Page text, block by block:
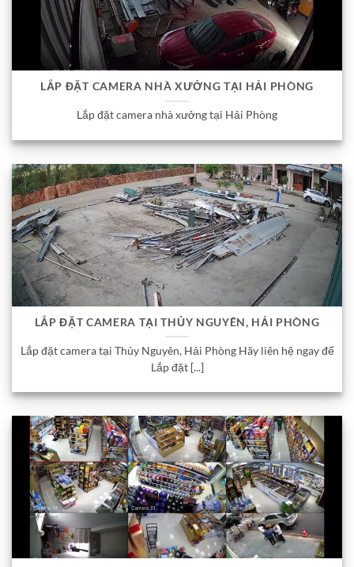
LẮP ĐẶT CAMERA NHÀ XƯỞNG TẠI HẢI PHÒNG
Lắp đặt camera nhà xưởng tại Hải Phòng
LẮP ĐẶT CAMERA TẠI THỦY NGUYÊN, HẢI PHÒNG
Lắp đặt camera tại Thủy Nguyên, Hải Phòng Hãy liên hệ ngay để
Lắp đặt [...]